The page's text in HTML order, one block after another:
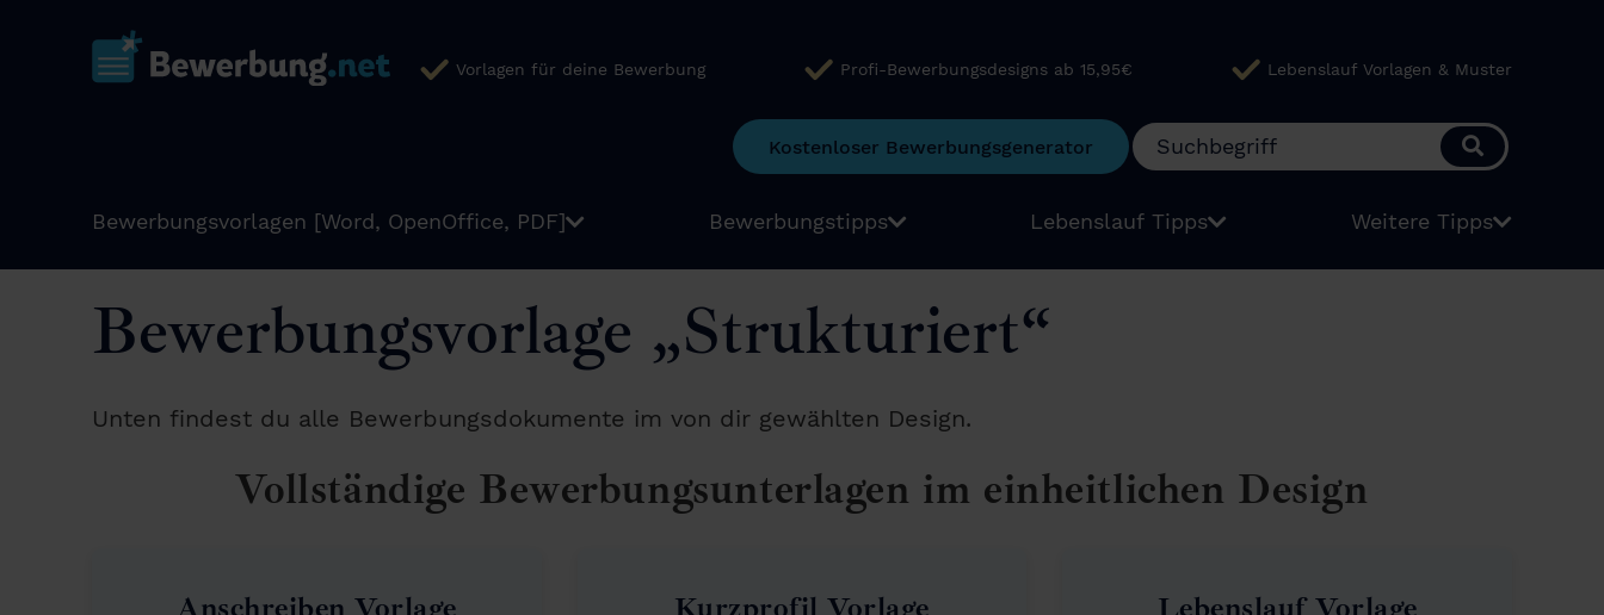
Vorlagen für deine Bewerbung Profi-Bewerbungsdesigns ab 15,95€ Lebenslauf Vorlagen & Muster
Kostenloser Bewerbungsgenerator
Bewerbungsvorlagen [Word, OpenOffice, PDF] Bewerbungstipps Lebenslauf Tipps Weitere Tipps
Bewerbungsvorlage „Strukturiert“
Unten findest du alle Bewerbungsdokumente im von dir gewählten Design.
Vollständige Bewerbungsunterlagen im einheitlichen Design